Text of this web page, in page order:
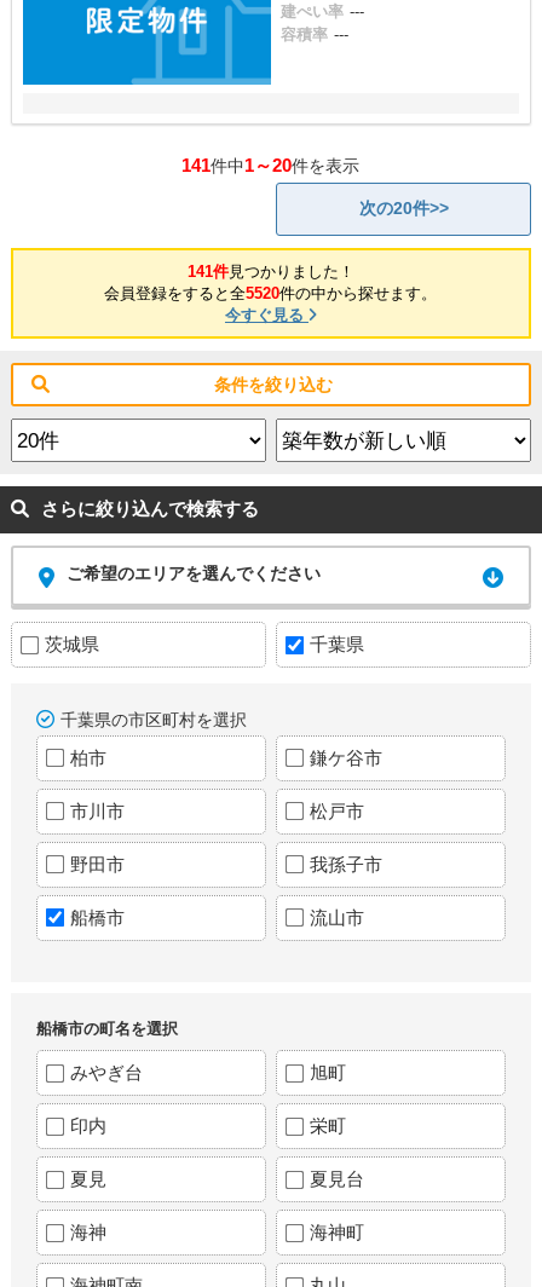
建ぺい率 ---
容積率 ---
141件中1～20件を表示
次の20件>>
141件見つかりました！
会員登録をすると全5520件の中から探せます。
今すぐ見る
条件を絞り込む
さらに絞り込んで検索する
ご希望のエリアを選んでください
茨城県 千葉県
千葉県の市区町村を選択
柏市 鎌ケ谷市
市川市 松戸市
野田市 我孫子市
船橋市 流山市
船橋市の町名を選択
みやぎ台 旭町
印内 栄町
夏見 夏見台
海神 海神町